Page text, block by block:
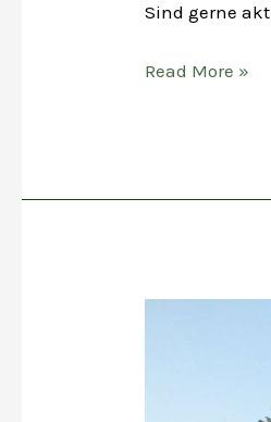
Sind gerne
Sie
Read More »